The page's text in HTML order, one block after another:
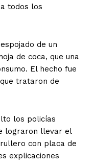
todos los
de un
de coca, que una
El hecho fue
trataron de
los policías
lograron llevar el
con placa de
explicaciones